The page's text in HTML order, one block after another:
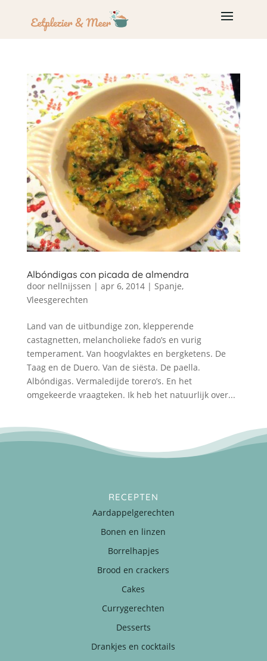
Albóndigas con picada de almendra
door nellnijssen | apr 6, 2014| Spanje,
Vleesgerechten
Land van de uitbundige zon, klepperende
castagnetten, melancholieke fado’s en vurig
temperament. Van hoogvlaktes en bergketens. De
Taag en de Duero. Van de siësta. De paella.
Albóndigas. Vermaledijde torero’s. En het
omgekeerde vraagteken. Ik heb het natuurlijk over...
RECEPTEN
Aardappelgerechten
Bonen en linzen
Borrelhapjes
Brood en crackers
Cakes
Currygerechten
Desserts
Drankjes en cocktails